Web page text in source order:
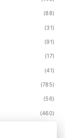
(88)
(31)
(91)
(17)
(41)
(785)
(56)
(460)